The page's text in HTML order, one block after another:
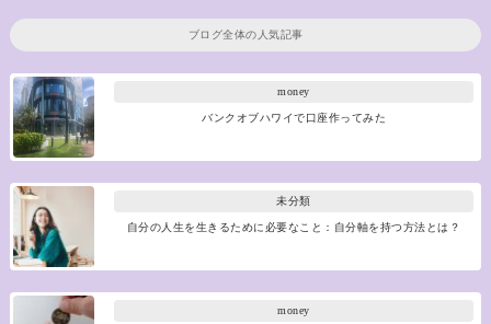
ブログ全体の人気記事
money
バンクオブハワイで口座作ってみた
未分類
自分の人生を生きるために必要なこと：自分軸を持つ方法とは？
money